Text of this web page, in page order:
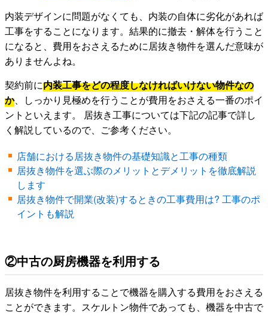
内装デザインに問題がなくても、内装の自体に劣化があれば
工事をすることになります。結果的に撤去・解体を行うこと
になると、費用をおさえるために居抜き物件を選んだ意味が
ありませんよね。
契約前に内装工事をどの程度しなければいけない物件なの
か、しっかり見極めを行うことが費用をおさえる一番のポイ
ントといえます。 居抜き工事については下記の記事で詳し
く解説しているので、ご参考ください。
店舗における居抜き物件の基礎知識と工事の種類
居抜き物件を選ぶ際のメリットとデメリットを徹底解説
します
居抜き物件で開業(改装)するときの工事費用は? 工事のポ
イントも解説
②中古の厨房機器を利用する
居抜き物件を利用することで機器を購入する費用をおさえる
ことができます。スケルトン物件であっても、機器を中古で